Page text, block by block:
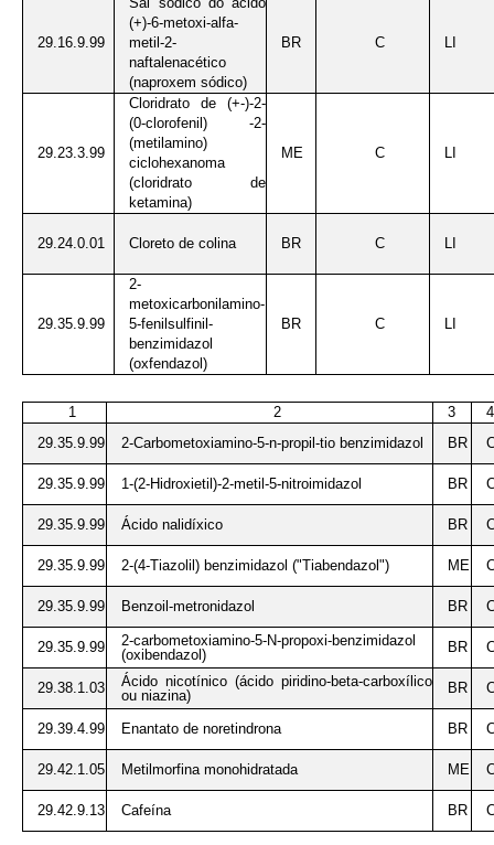
29.16.9.99
(+)-6-metoxi-alfa-
metil-2-
naftalenacético
(naproxem sódico)
BR C LI
29.23.3.99
Cloridrato de (+-)-2-
(0-clorofenil) -2-
(metilamino)
ciclohexanoma
(cloridrato de
ketamina)
ME C LI
29.24.0.01 Cloreto de colina BR C LI
29.35.9.99
2-
metoxicarbonilamino-
5-fenilsulfinil-
benzimidazol
(oxfendazol)
BR C LI
1 2 3
4
29.35.9.99
2-Carbometoxiamino-5-n-propil-tio benzimidazol BR
29.35.9.99 1-(2-Hidroxietil)-2-metil-5-nitroimidazol BR
29.35.9.99 Ácido nalidíxico BR
29.35.9.99 2-(4-Tiazolil) benzimidazol ("Tiabendazol") ME
29.35.9.99 Benzoil-metronidazol BR
29.35.9.99
2-carbometoxiamino-5-N-propoxi-benzimidazol
(oxibendazol)
BR
29.38.1.03
Ácido nicotínico (ácido piridino-beta-carboxílico
ou niazina)
BR
29.39.4.99 Enantato de noretindrona BR
29.42.1.05 Metilmorfina monohidratada ME
29.42.9.13 Cafeína BR